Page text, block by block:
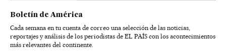
Boletín de América
Cada semana en tu cuenta de correo una selección de las noticias,
reportajes y análisis de los periodistas de EL PAÍS con los acontecimientos
más relevantes del continente.